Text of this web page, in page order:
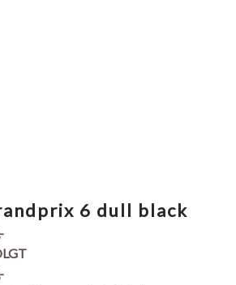
6 dull black